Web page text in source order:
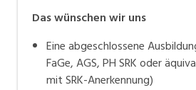
Das wünschen wir uns
Eine abgeschlossene
FaGe, AGS, PH SRK oder
mit SRK-Anerkennung)